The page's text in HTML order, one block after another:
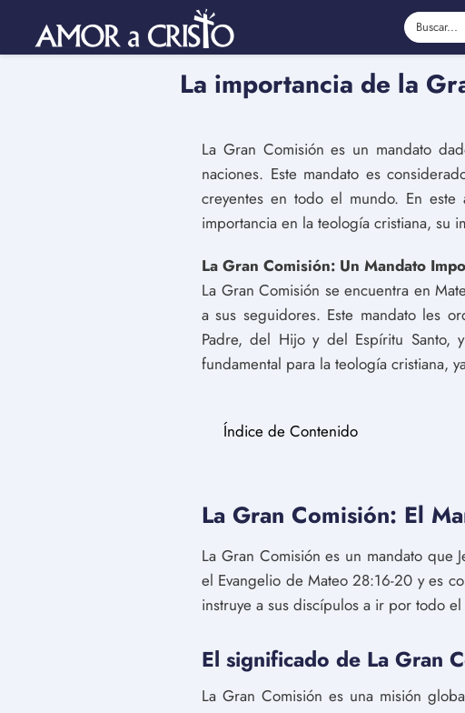
La importancia de la
La Gran Comisión es un mandato
naciones. Este mandato es
creyentes en todo el mundo. En este
importancia en la teología cristiana, su
La Gran Comisión: Un Mandato
La Gran Comisión se encuentra en
a sus seguidores. Este mandato les
Padre, del Hijo y del Espíritu Santo,
fundamental para la teología cristiana,
Índice de Contenido
La Gran Comisión: El
La Gran Comisión es un mandato que
el Evangelio de Mateo 28:16-20 y es
instruye a sus discípulos a ir por todo
El significado de La Gran
La Gran Comisión es una misión